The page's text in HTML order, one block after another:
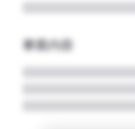
事業内容